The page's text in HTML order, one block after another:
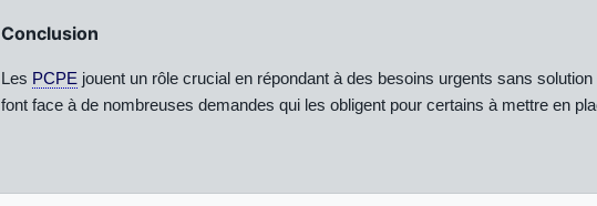
Conclusion
Les PCPE jouent un rôle crucial en répondant à des besoins urgents sans
font face à de nombreuses demandes qui les obligent pour certains à mettre en